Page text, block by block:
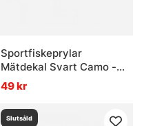
Sportfiskeprylar
Mätdekal Svart Camo -
136x5cm
49 kr
Slutsåld